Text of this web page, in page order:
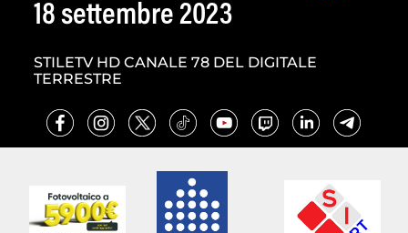
18 settembre 2023
STILETV HD CANALE 78 DEL DIGITALE
TERRESTRE